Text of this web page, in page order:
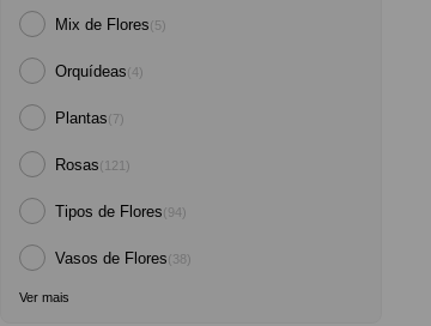
Mix de Flores(5)
Orquídeas(4)
Plantas(7)
Rosas(121)
Tipos de Flores(94)
Vasos de Flores(38)
Ver mais